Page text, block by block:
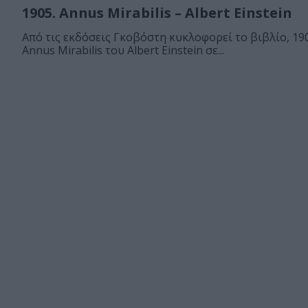
1905. Annus Mirabilis – Albert Einstein
Από τις εκδόσεις Γκοβόστη κυκλοφορεί το βιβλίο,
Annus Mirabilis του Albert Einstein σε...